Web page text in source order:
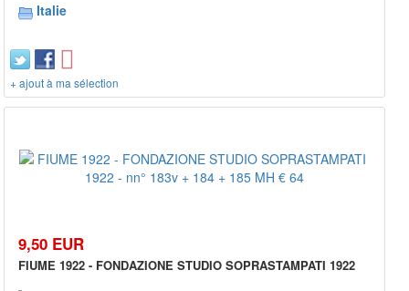
Italie
+ ajout à ma sélection
9,50 EUR
FIUME 1922 - FONDAZIONE STUDIO SOPRASTAMPATI 1922